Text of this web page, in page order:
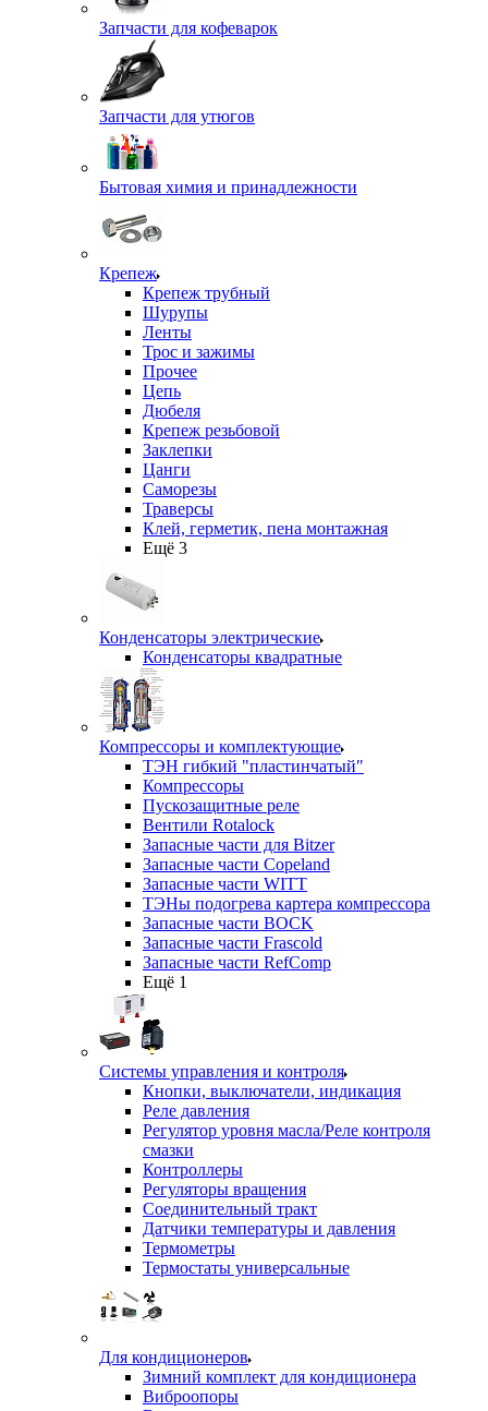
Запчасти для кофеварок
Запчасти для утюгов
Бытовая химия и принадлежности
Крепеж
Крепеж трубный
Шурупы
Ленты
Трос и зажимы
Прочее
Цепь
Дюбеля
Крепеж резьбовой
Заклепки
Цанги
Саморезы
Траверсы
Клей, герметик, пена монтажная
Ещё 3
Конденсаторы электрические
Конденсаторы квадратные
Компрессоры и комплектующие
ТЭН гибкий "пластинчатый"
Компрессоры
Пускозащитные реле
Вентили Rotalock
Запасные части для Bitzer
Запасные части Copeland
Запасные части WITT
ТЭНы подогрева картера компрессора
Запасные части BOCK
Запасные части Frascold
Запасные части RefComp
Ещё 1
Системы управления и контроля
Кнопки, выключатели, индикация
Реле давления
Регулятор уровня масла/Реле контроля
смазки
Контроллеры
Регуляторы вращения
Соединительный тракт
Датчики температуры и давления
Термометры
Термостаты универсальные
Для кондиционеров
Зимний комплект для кондиционера
Виброопоры